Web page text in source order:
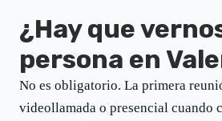
¿Hay que
persona en
No es obligatorio. La primera
videollamada o presencial cuando